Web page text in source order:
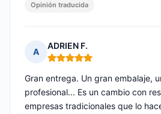
Opinión traducida
A
ADRIEN F.
Nota: 5 de 5
Gran entrega. Un gran embalaje,
profesional... Es un cambio con
empresas tradicionales que lo